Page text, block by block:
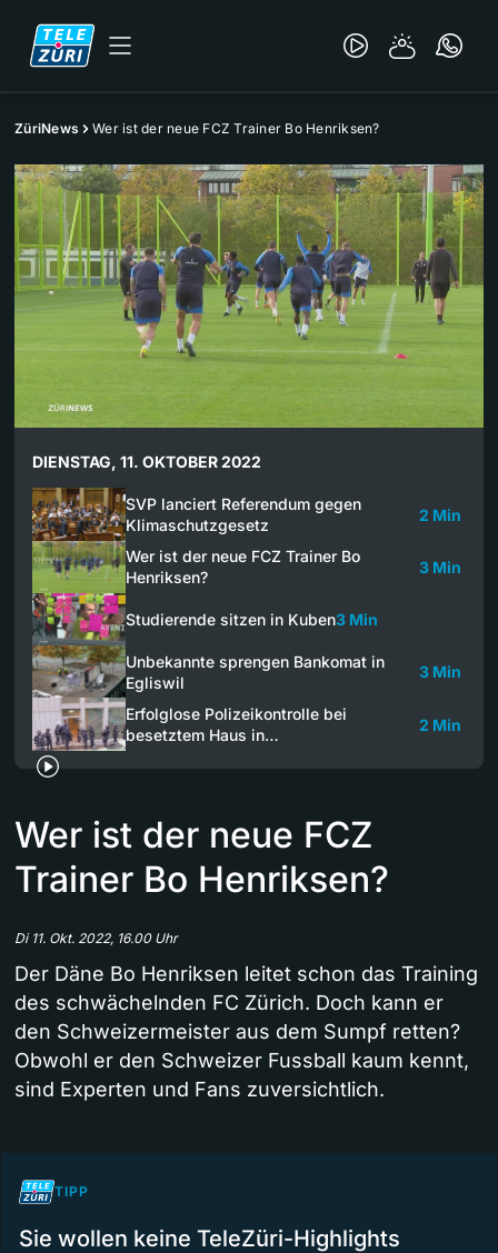
ZüriNews Wer ist der neue FCZ Trainer Bo Henriksen?
DIENSTAG, 11. OKTOBER 2022
SVP lanciert Referendum gegen
Klimaschutzgesetz
2 Min
Wer ist der neue FCZ Trainer Bo
Henriksen?
3 Min
Studierende sitzen in Kuben3 Min
Unbekannte sprengen Bankomat in
Egliswil
3 Min
Erfolglose Polizeikontrolle bei
besetztem Haus in…
2 Min
Wer ist der neue FCZ
Trainer Bo Henriksen?
Di 11. Okt. 2022, 16.00 Uhr
Der Däne Bo Henriksen leitet schon das Training
des schwächelnden FC Zürich. Doch kann er
den Schweizermeister aus dem Sumpf retten?
Obwohl er den Schweizer Fussball kaum kennt,
sind Experten und Fans zuversichtlich.
TIPP
Sie wollen keine TeleZüri-Highlights